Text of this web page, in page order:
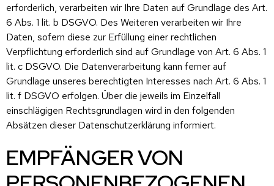
erforderlich, verarbeiten wir Ihre Daten auf Grundlage des Art.
6 Abs. 1 lit. b DSGVO. Des Weiteren verarbeiten wir Ihre
Daten, sofern diese zur Erfüllung einer rechtlichen
Verpflichtung erforderlich sind auf Grundlage von Art. 6 Abs. 1
lit. c DSGVO. Die Datenverarbeitung kann ferner auf
Grundlage unseres berechtigten Interesses nach Art. 6 Abs. 1
lit. f DSGVO erfolgen. Über die jeweils im Einzelfall
einschlägigen Rechtsgrundlagen wird in den folgenden
Absätzen dieser Datenschutzerklärung informiert.
EMPFÄNGER VON